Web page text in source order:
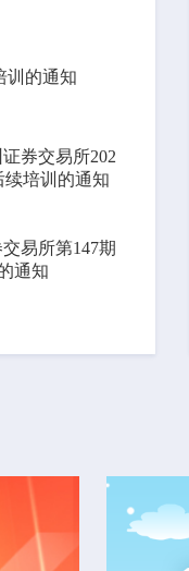
训的通知
券交易所202
培训的通知
易所第147期
通知